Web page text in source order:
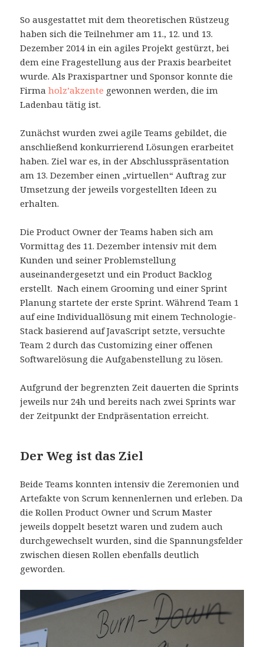
So ausgestattet mit dem theoretischen Rüstzeug
haben sich die Teilnehmer am 11., 12. und 13.
Dezember 2014 in ein agiles Projekt gestürzt, bei
dem eine Fragestellung aus der Praxis bearbeitet
wurde. Als Praxispartner und Sponsor konnte die
Firmaholz’akzente gewonnen werden, die im
Ladenbau tätig ist.
Zunächst wurden zwei agile Teams gebildet, die
anschließend konkurrierend Lösungen erarbeitet
haben. Ziel war es, in der Abschlusspräsentation
am 13. Dezember einen „virtuellen“ Auftrag zur
Umsetzung der jeweils vorgestellten Ideen zu
erhalten.
Die Product Owner der Teams haben sich am
Vormittag des 11. Dezember intensiv mit dem
Kunden und seiner Problemstellung
auseinandergesetzt und ein Product Backlog
erstellt. Nach einem Grooming und einer Sprint
Planung startete der erste Sprint. Während Team 1
auf eine Individuallösung mit einem Technologie-
Stack basierend auf JavaScript setzte, versuchte
Team 2 durch das Customizing einer offenen
Softwarelösung die Aufgabenstellung zu lösen.
Aufgrund der begrenzten Zeit dauerten die Sprints
jeweils nur 24h und bereits nach zwei Sprints war
der Zeitpunkt der Endpräsentation erreicht.
Der Weg ist das Ziel
Beide Teams konnten intensiv die Zeremonien und
Artefakte von Scrum kennenlernen und erleben. Da
die Rollen Product Owner und Scrum Master
jeweils doppelt besetzt waren und zudem auch
durchgewechselt wurden, sind die Spannungsfelder
zwischen diesen Rollen ebenfalls deutlich
geworden.